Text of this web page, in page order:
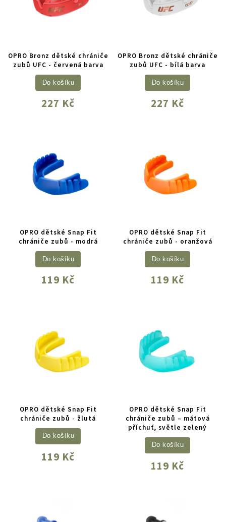
OPRO Bronz dětské chrániče
zubů UFC - červená barva
227 Kč
Do košíku
OPRO Bronz dětské chrániče
zubů UFC - bílá barva
227 Kč
Do košíku
OPRO dětské Snap Fit
chrániče zubů - modrá
119 Kč
Do košíku
OPRO dětské Snap Fit
chrániče zubů - oranžová
119 Kč
Do košíku
OPRO dětské Snap Fit
chrániče zubů - žlutá
119 Kč
Do košíku
OPRO dětské Snap Fit
chrániče zubů – mátová
příchuť, světle zelený
119 Kč
Do košíku